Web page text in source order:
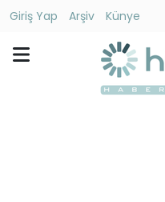
Giriş Yap Arşiv
Künye